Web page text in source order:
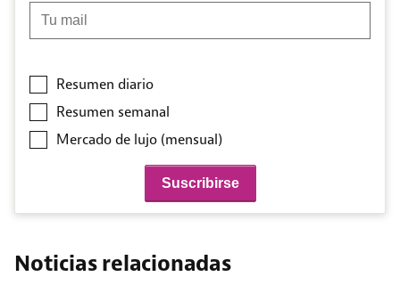
Tu mail
Resumen diario
Resumen semanal
Mercado de lujo (mensual)
Noticias relacionadas